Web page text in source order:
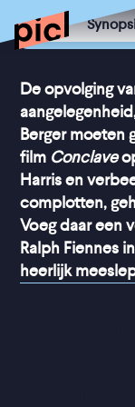
De opvolging
Berger moeten
film Conclave
Harris en
complotten,
Voeg daar een
Ralph Fiennes
heerlijk